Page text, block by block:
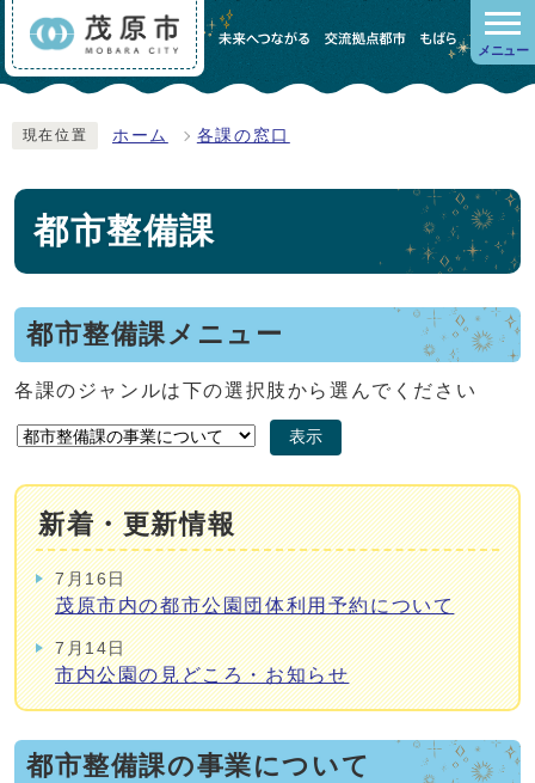
メニュー
現在位置 ホーム 各課の窓口
都市整備課
都市整備課メニュー
各課のジャンルは下の選択肢から選んでください
表示
新着・更新情報
7月16日
茂原市内の都市公園団体利用予約について
7月14日
市内公園の見どころ・お知らせ
都市整備課の事業について